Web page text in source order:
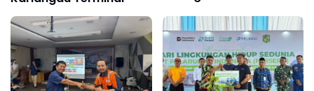
Curah Kering pada
Semester I 2026